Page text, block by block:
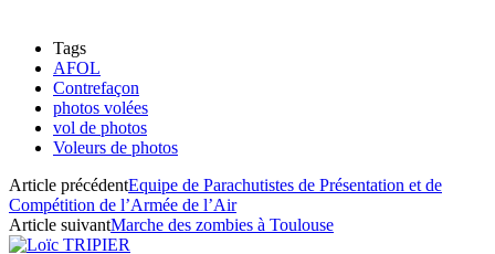
Tags
AFOL
Contrefaçon
photos volées
vol de photos
Voleurs de photos
Article précédentEquipe de Parachutistes de Présentation et de
Compétition de l’Armée de l’Air
Article suivantMarche des zombies à Toulouse